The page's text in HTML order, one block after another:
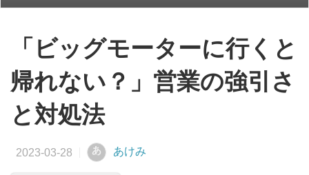
「ビッグモーターに行くと
帰れない？」営業の強引さ
と対処法
あ あけみ